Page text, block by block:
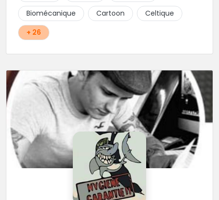
Cody et les nombreux Guest seront adapter vos
idées en tatouages uniques et créatifs.
Biomécanique Cartoon
Celtique
+ 26